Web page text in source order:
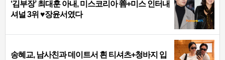
‘김부장’ 최대훈 아내, 미스코리아 善+미스 인터내
셔널 3위 ♥장윤서였다
송혜교, 남사친과 데이트서 흰 티셔츠+청바지 입